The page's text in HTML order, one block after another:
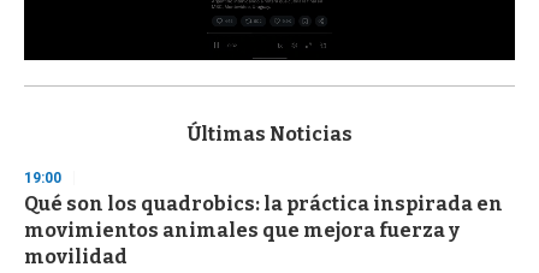
s
d
s
o
f
3
Últimas Noticias
19:00
Qué son los quadrobics: la práctica inspirada en
movimientos animales que mejora fuerza y
movilidad